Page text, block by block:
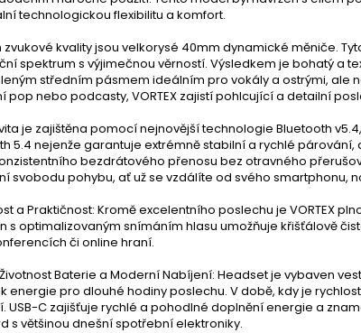
technologickou flexibilitu a komfort.
zvukové kvality jsou velkorysé 40mm dynamické měniče.
spektrum s výjimečnou věrností. Výsledkem je bohatý a
středním pásmem ideálním pro vokály a ostrými, ale
pop nebo podcasty, VORTEX zajistí pohlcující a detailní
je zajištěna pomocí nejnovější technologie Bluetooth
5.4 nejenže garantuje extrémně stabilní a rychlé
bezdrátového přenosu bez otravného
svobodu pohybu, ať už se vzdálíte od svého smartphonu,
a Praktičnost: Kromě excelentního poslechu je VORTEX
s optimalizovaným snímáním hlasu umožňuje křišťálově
či online hraní.
Baterie a Moderní Nabíjení: Headset je vybaven
energie pro dlouhé hodiny poslechu. V době, kdy je
USB-C zajišťuje rychlé a pohodlné doplnění energie a
s většinou dnešní spotřební elektroniky.